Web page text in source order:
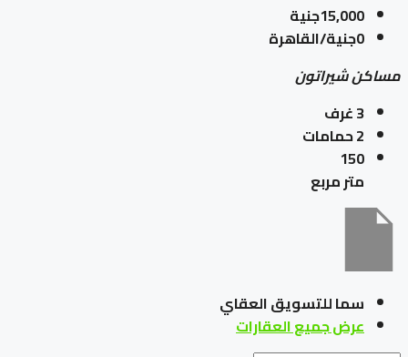
15,000جنية
0جنية/القاهرة
مساكن شيراتون
3غرف
2حمامات
150
متر مربع
سما للتسويق العقاي
عرض جميع العقارات